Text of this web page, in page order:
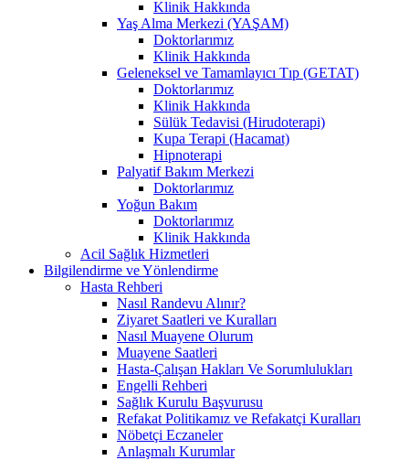
Klinik Hakkında
Yaş Alma Merkezi (YAŞAM)
Doktorlarımız
Klinik Hakkında
Geleneksel ve Tamamlayıcı Tıp (GETAT)
Doktorlarımız
Klinik Hakkında
Sülük Tedavisi (Hirudoterapi)
Kupa Terapi (Hacamat)
Hipnoterapi
Palyatif Bakım Merkezi
Doktorlarımız
Yoğun Bakım
Doktorlarımız
Klinik Hakkında
Acil Sağlık Hizmetleri
Bilgilendirme ve Yönlendirme
Hasta Rehberi
Nasıl Randevu Alınır?
Ziyaret Saatleri ve Kuralları
Nasıl Muayene Olurum
Muayene Saatleri
Hasta-Çalışan Hakları Ve Sorumlulukları
Engelli Rehberi
Sağlık Kurulu Başvurusu
Refakat Politikamız ve Refakatçi Kuralları
Nöbetçi Eczaneler
Anlaşmalı Kurumlar